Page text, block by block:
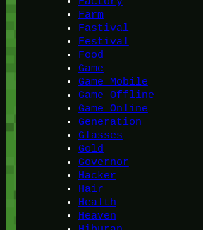
Farm
Fastival
Festival
Food
Game
Game Mobile
Game Offline
Game Online
Generation
Glasses
Gold
Governor
Hacker
Hair
Health
Heaven